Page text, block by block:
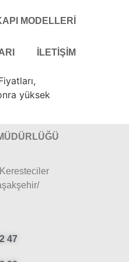
MODELLERI
İLETIŞIM
yüksek
47